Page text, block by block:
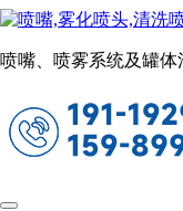
喷嘴、喷雾系统及罐
工业清洗喷嘴